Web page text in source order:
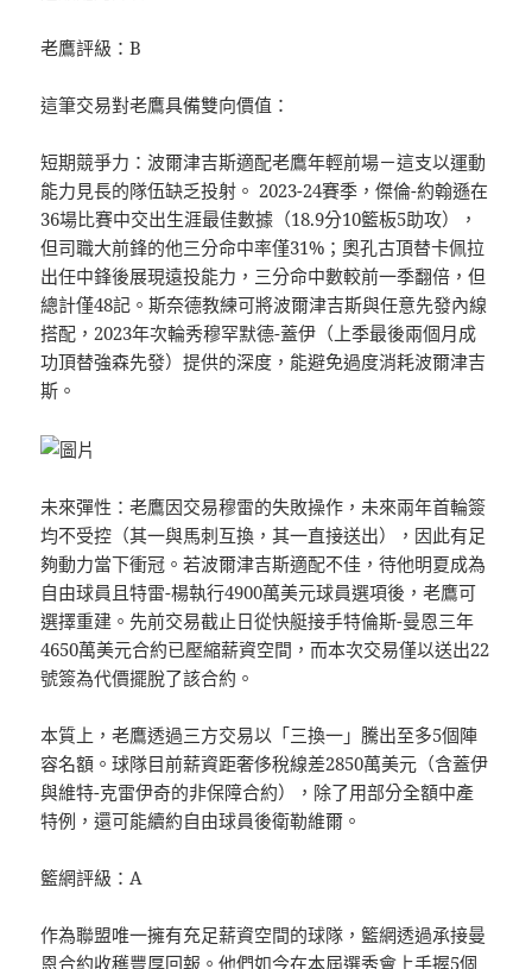
老鷹評級：B
這筆交易對老鷹具備雙向價值：
短期競爭力：波爾津吉斯適配老鷹年輕前場－這支以運動
能力見長的隊伍缺乏投射。 2023-24賽季，傑倫-約翰遜在
36場比賽中交出生涯最佳數據（18.9分10籃板5助攻），
但司職大前鋒的他三分命中率僅31%；奧孔古頂替卡佩拉
出任中鋒後展現遠投能力，三分命中數較前一季翻倍，但
總計僅48記。斯奈德教練可將波爾津吉斯與任意先發內線
搭配，2023年次輪秀穆罕默德-蓋伊（上季最後兩個月成
功頂替強森先發）提供的深度，能避免過度消耗波爾津吉
斯。
未來彈性：老鷹因交易穆雷的失敗操作，未來兩年首輪簽
均不受控（其一與馬刺互換，其一直接送出），因此有足
夠動力當下衝冠。若波爾津吉斯適配不佳，待他明夏成為
自由球員且特雷-楊執行4900萬美元球員選項後，老鷹可
選擇重建。先前交易截止日從快艇接手特倫斯-曼恩三年
4650萬美元合約已壓縮薪資空間，而本次交易僅以送出22
號簽為代價擺脫了該合約。
本質上，老鷹透過三方交易以「三換一」騰出至多5個陣
容名額。球隊目前薪資距奢侈稅線差2850萬美元（含蓋伊
與維特-克雷伊奇的非保障合約），除了用部分全額中產
特例，還可能續約自由球員後衛勒維爾。
籃網評級：A
作為聯盟唯一擁有充足薪資空間的球隊，籃網透過承接曼
恩合約收穫豐厚回報。他們如今在本屆選秀會上手握5個